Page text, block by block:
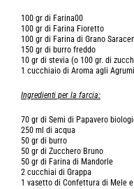
100 gr di Farina00
100 gr di Farina Fioretto
100 gr di Farina di Grano
150 gr di burro freddo
10 gr di stevia (o 100 gr. di
1 cucchiaio di Aroma agli Agrumi
Ingredienti per la farcia:
70 gr di Semi di Papavero
250 ml di acqua
50 gr di burro
50 gr di Zucchero Bruno
50 gr di Farina di Mandorle
2 cucchiai di Grappa
1 vasetto di Confettura di Mele